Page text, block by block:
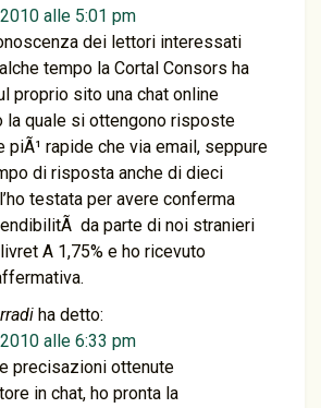
alle 5:01 pm
dei lettori interessati
tempo la Cortal Consors ha
proprio sito una chat online
la quale si ottengono risposte
piÃ¹ rapide che via email, seppure
di risposta anche di dieci
testata per avere conferma
da parte di noi stranieri
A 1,75% e ho ricevuto
ha detto:
alle 6:33 pm
precisazioni ottenute
in chat, ho pronta la